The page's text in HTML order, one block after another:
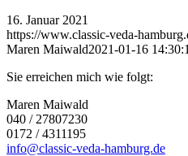
16. Januar 2021
https://www.classic-veda-
Maren Maiwald2021-01-16
Sie erreichen mich wie folgt:
Maren Maiwald
040 / 27807230
0172 / 4311195
info@classic-veda-hamburg.de